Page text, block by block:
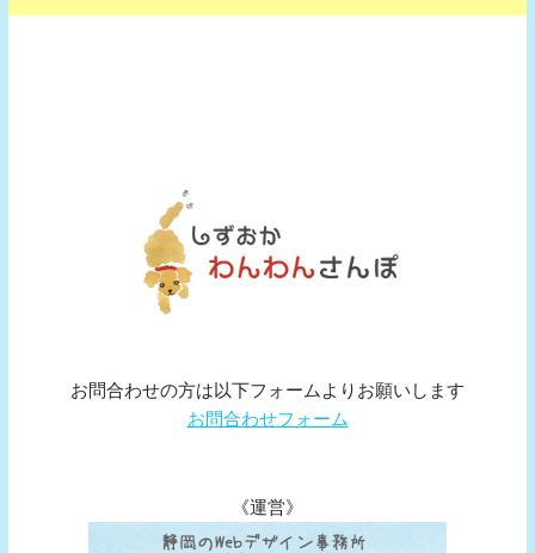
お問合わせの方は以下フォームよりお願いします
お問合わせフォーム
《運営》